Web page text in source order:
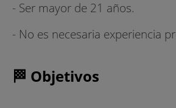
- Ser mayor de 21 años.
- No es necesaria experiencia
🏁 Objetivos